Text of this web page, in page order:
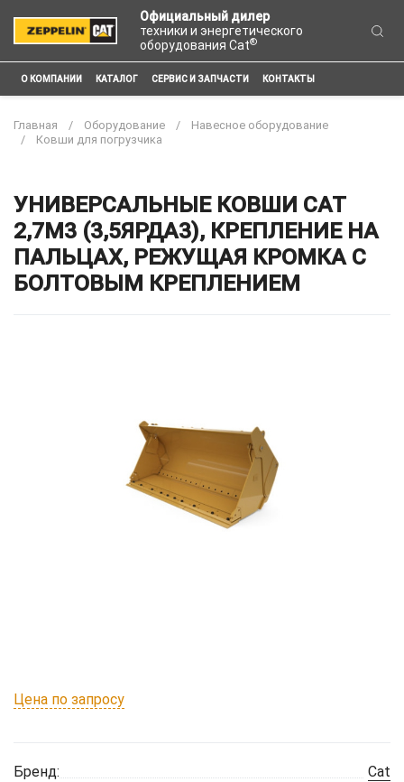
Официальный дилер
техники и энергетического
оборудования Cat®
О КОМПАНИИ КАТАЛОГ СЕРВИС И ЗАПЧАСТИ КОНТАКТЫ
Главная Оборудование
Навесное оборудование
Ковши для погрузчика
УНИВЕРСАЛЬНЫЕ КОВШИ CAT
2,7М3 (3,5ЯРДА3), КРЕПЛЕНИЕ НА
ПАЛЬЦАХ, РЕЖУЩАЯ КРОМКА С
БОЛТОВЫМ КРЕПЛЕНИЕМ
Цена по запросу
Бренд:
Cat